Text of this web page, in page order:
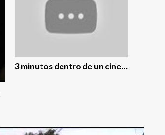
3 minutos dentro de un cine…